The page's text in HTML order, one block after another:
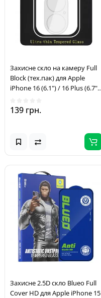
Захисне скло на камеру Full
Block (тех.пак) для Apple
iPhone 16 (6.1") / 16 Plus (6.7")
139 грн.
Захисне 2.5D скло Blueo Full
Cover HD для Apple iPhone 15